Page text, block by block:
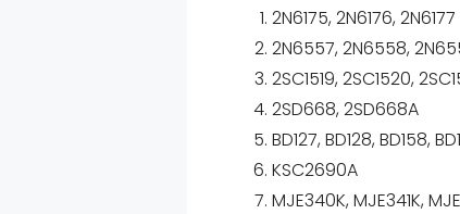
2N6175, 2N6176, 2N6177
2N6557, 2N6558,
2SC1519, 2SC1520,
2SD668, 2SD668A
BD127, BD128, BD158,
KSC2690A
MJE340K, MJE341K,